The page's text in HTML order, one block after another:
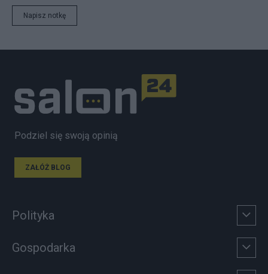
Napisz notkę
Podziel się swoją opinią
ZAŁÓŻ BLOG
Polityka
Gospodarka